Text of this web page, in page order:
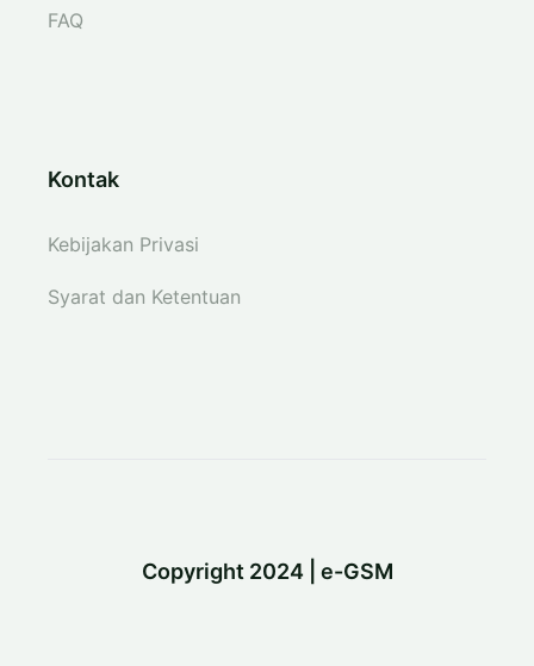
FAQ
Kontak
Kebijakan Privasi
Syarat dan Ketentuan
Copyright 2024 | e-GSM